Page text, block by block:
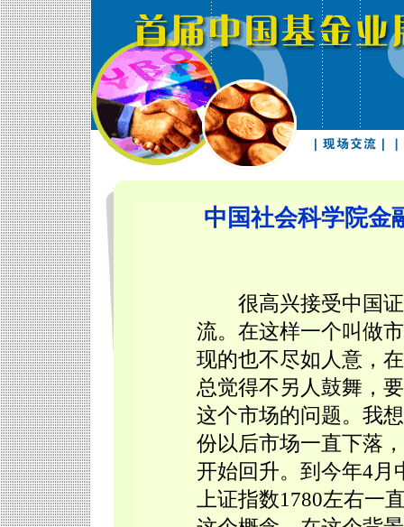
中国社会科学院金
很高兴接受中国证
流。在这样一个叫做
现的也不尽如人意，
总觉得不另人鼓舞，
这个市场的问题。我
份以后市场一直下落
开始回升。到今年4月
上证指数1780左右一